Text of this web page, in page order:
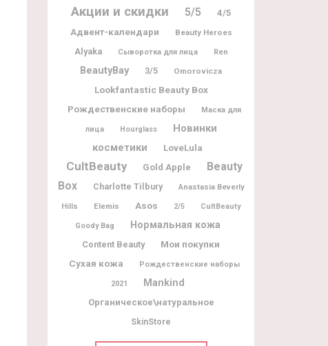
Акции и скидки 5/5 4/5
Адвент-календари Beauty Heroes
Alyaka Сыворотка для лица Ren
BeautyBay 3/5 Omorovicza
Lookfantastic Beauty Box
Рождественские наборы
Маска для
лица Hourglass
Новинки
косметики
LoveLula
CultBeauty Gold Apple
Beauty
Box
Charlotte Tilbury Anastasia Beverly
Hills Elemis Asos 2/5 CultBeauty
Goody Bag Нормальная кожа
Content Beauty Мои покупки
Сухая кожа Рождественские наборы
2021 Mankind
Органическое\натуральное
SkinStore